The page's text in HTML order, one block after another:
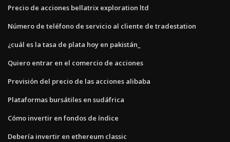
Precio de acciones bellatrix exploration ltd
Número de teléfono de servicio al cliente de tradestation
¿cuál es la tasa de plata hoy en pakistán_
Quiero entrar en el comercio de acciones
Previsión del precio de las acciones alibaba
Plataformas bursátiles en sudáfrica
Cómo invertir en fondos de índice
Debería invertir en ethereum classic